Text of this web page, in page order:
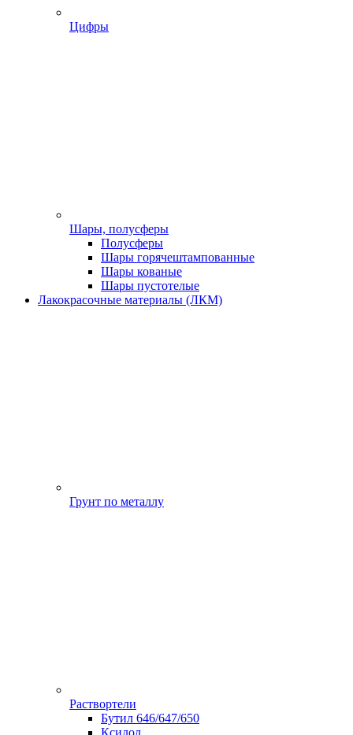
Цифры
Шары, полусферы
Полусферы
Шары горячештампованные
Шары кованые
Шары пустотелые
Лакокрасочные материалы (ЛКМ)
Грунт по металлу
Раствортели
Бутил 646/647/650
Ксилол